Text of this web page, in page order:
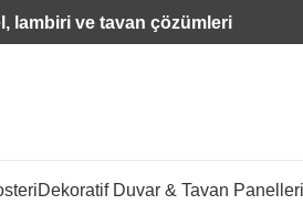
lambiri ve tavan çözümleri
Dekoratif Duvar & Tavan Panelleri